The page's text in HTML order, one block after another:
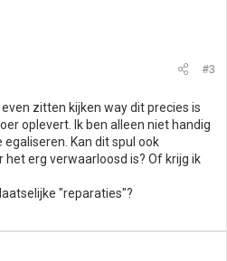
#3
zitten kijken way dit precies is
oplevert. Ik ben alleen niet handig
Kan dit spul ook
erg verwaarloosd is? Of krijg ik
"reparaties"?